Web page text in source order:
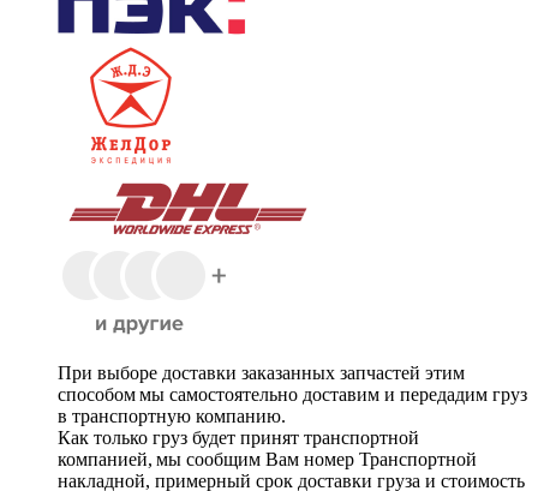
При выборе доставки заказанных запчастей этим
способом мы самостоятельно доставим и передадим груз
в транспортную компанию.
Как только груз будет принят транспортной
компанией, мы сообщим Вам номер Транспортной
накладной, примерный срок доставки груза и стоимость